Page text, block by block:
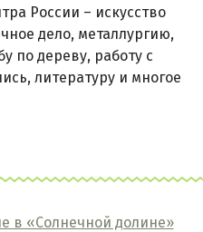
России – искусство
дело, металлургию,
по дереву, работу с
литературу и многое
в «Солнечной долине»